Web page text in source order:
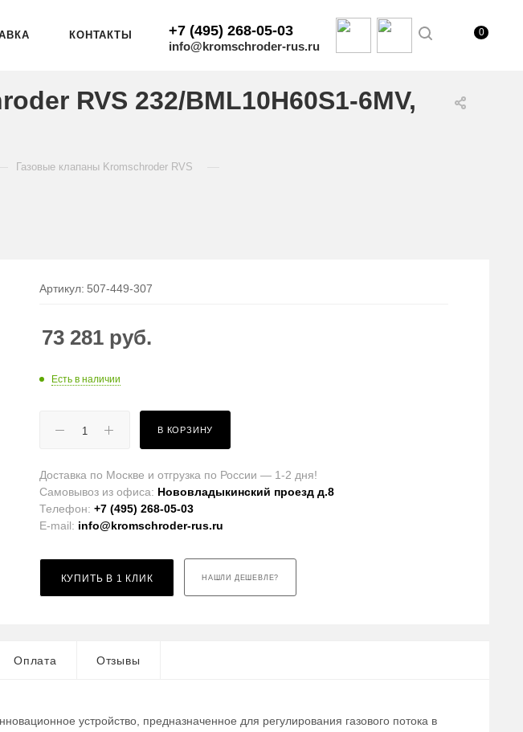
КОНТАКТЫ +7 (495) 268-05-03
info@kromschroder-rus.ru
0
RVS 232/BML10H60S1-6MV,
Газовые клапаны Kromschroder RVS
Артикул: 507-449-307
73 281 руб.
Есть в наличии
В КОРЗИНУ
Доставка по Москве и отгрузка по России — 1-2 дня!
Самовывоз из офиса: Нововладыкинский проезд д.8
Телефон:+7 (495) 268-05-03
E-mail: info@kromschroder-rus.ru
КУПИТЬ В 1 КЛИК НАШЛИ ДЕШЕВЛЕ?
Оплата Отзывы
устройство, предназначенное для регулирования газового потока в